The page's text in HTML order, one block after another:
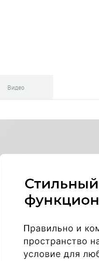
Видео